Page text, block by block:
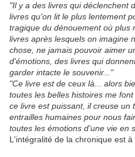
"Il y a des livres qui déclenchent
livres qu'on lit le plus lentement
tragique du dénouement où plus
livres après lesquels on imagine
chose, ne jamais pouvoir aimer
d'émotions, des livres qui
garder intacte le souvenir..."
"Ce livre est de ceux là... alors
toutes les belles histoires me
ce livre est puissant, il creuse un
entrailles humaines pour nous
toutes les émotions d'une vie en
L'intégralité de la chronique est à